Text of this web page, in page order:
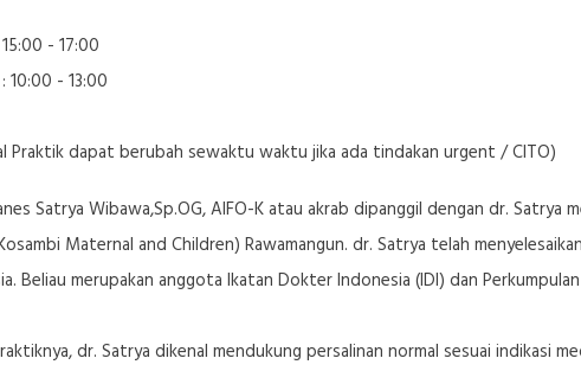
- 17:00
10:00 - 13:00
Praktik dapat berubah sewaktu waktu jika ada tindakan urgent / CITO)
Satrya Wibawa,Sp.OG, AIFO-K atau akrab dipanggil dengan dr.
Maternal and Children) Rawamangun. dr. Satrya telah
Beliau merupakan anggota Ikatan Dokter Indonesia (IDI) dan
dr. Satrya dikenal mendukung persalinan normal sesuai indikasi